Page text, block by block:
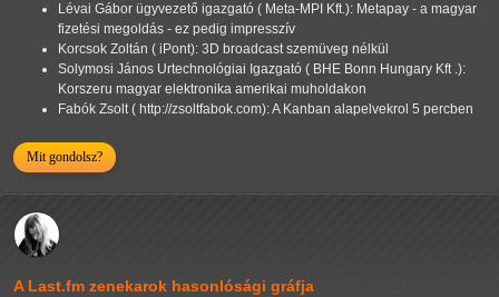
Lévai Gábor ügyvezető igazgató ( Meta-MPI Kft.): Metapay - a magyar
fizetési megoldás - ez pedig impresszív
Korcsok Zoltán ( iPont): 3D broadcast szemüveg nélkül
Solymosi János Urtechnológiai Igazgató ( BHE Bonn Hungary Kft .):
Korszeru magyar elektronika amerikai muholdakon
Fabók Zsolt ( http://zsoltfabok.com): A Kanban alapelvekrol 5 percben
Mit gondolsz?
A Last.fm zenekarok hasonlósági gráfja